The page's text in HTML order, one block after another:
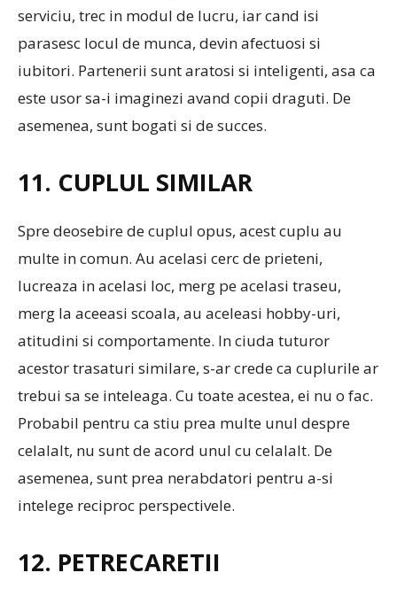
serviciu, trec in modul de lucru, iar cand isi
parasesc locul de munca, devin afectuosi si
iubitori. Partenerii sunt aratosi si inteligenti, asa ca
este usor sa-i imaginezi avand copii draguti. De
asemenea, sunt bogati si de succes.
11. CUPLUL SIMILAR
Spre deosebire de cuplul opus, acest cuplu au
multe in comun. Au acelasi cerc de prieteni,
lucreaza in acelasi loc, merg pe acelasi traseu,
merg la aceeasi scoala, au aceleasi hobby-uri,
atitudini si comportamente. In ciuda tuturor
acestor trasaturi similare, s-ar crede ca cuplurile ar
trebui sa se inteleaga. Cu toate acestea, ei nu o fac.
Probabil pentru ca stiu prea multe unul despre
celalalt, nu sunt de acord unul cu celalalt. De
asemenea, sunt prea nerabdatori pentru a-si
intelege reciproc perspectivele.
12. PETRECARETII